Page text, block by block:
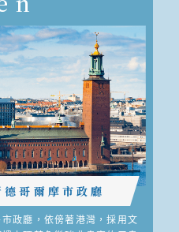
德哥爾摩市政廳
政廳，依傍著港灣，採用文